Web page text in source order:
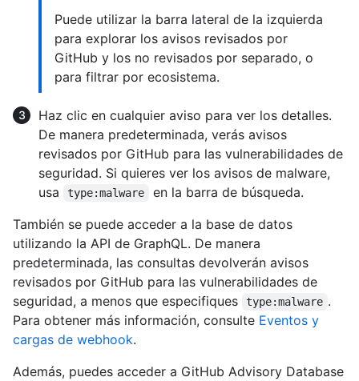
Puede utilizar la barra lateral de la izquierda
para explorar los avisos revisados por
GitHub y los no revisados por separado, o
para filtrar por ecosistema.
Haz clic en cualquier aviso para ver los detalles.
De manera predeterminada, verás avisos
revisados por GitHub para las vulnerabilidades de
seguridad. Si quieres ver los avisos de malware,
usa
type:malware
en la barra de búsqueda.
También se puede acceder a la base de datos
utilizando la API de GraphQL. De manera
predeterminada, las consultas devolverán avisos
revisados por GitHub para las vulnerabilidades de
seguridad, a menos que especifiques
type:malware .
Para obtener más información, consulte Eventos y
cargas de webhook.
Además, puedes acceder a GitHub Advisory Database